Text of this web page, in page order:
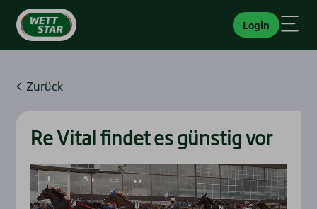
Login
Zurück
Re Vital fin­det es güns­tig vor